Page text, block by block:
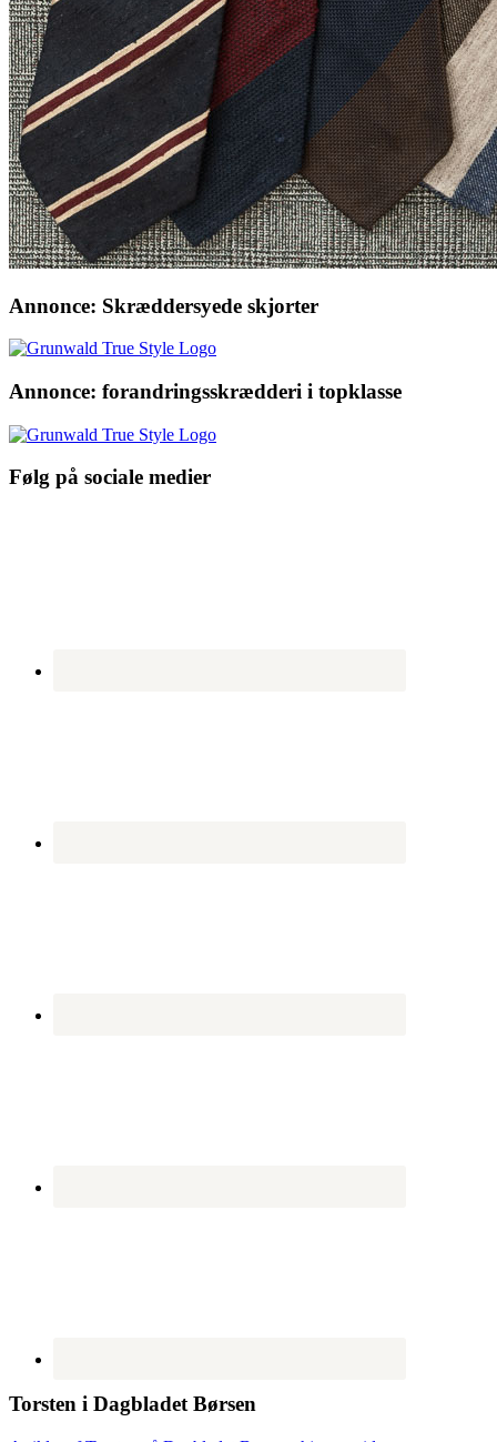
Annonce: Skræddersyede skjorter
Annonce: forandringsskrædderi i topklasse
Følg på sociale medier
Torsten i Dagbladet Børsen